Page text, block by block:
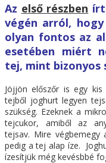
Az első részben
végén arról,
olyan fontos az
esetében miért
tej, mint bizonyos
Jöjjön előszőr is egy
tejből joghurt legyen
szükség. Ezeknek a
tejcukor, amiből az
tejsav. Mire
pedig a tej alap íze.
ízesítjük még kevésbbé